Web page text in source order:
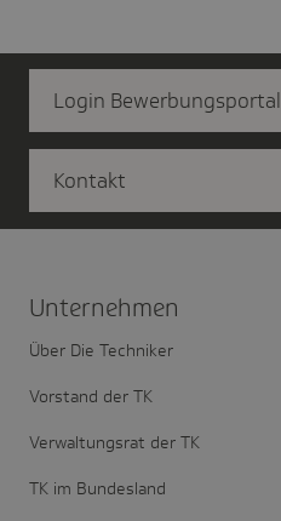
Login Bewerbungsportal
Kontakt
Unter­nehmen
Über Die Techniker
Vorstand der TK
Verwaltungsrat der TK
TK im Bundesland